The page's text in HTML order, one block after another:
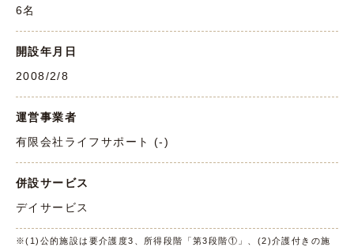
6名
開設年月日
2008/2/8
運営事業者
有限会社ライフサポート (-)
併設サービス
デイサービス
※(1)公的施設は要介護度3、所得段階「第3段階①」、(2)介護付きの施